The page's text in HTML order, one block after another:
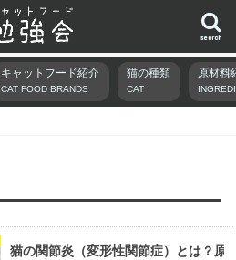
search
キャットフード紹介
CAT FOOD BRANDS
猫の種類
CAT
原材料
猫の関節炎（変形性関節症）とは？原